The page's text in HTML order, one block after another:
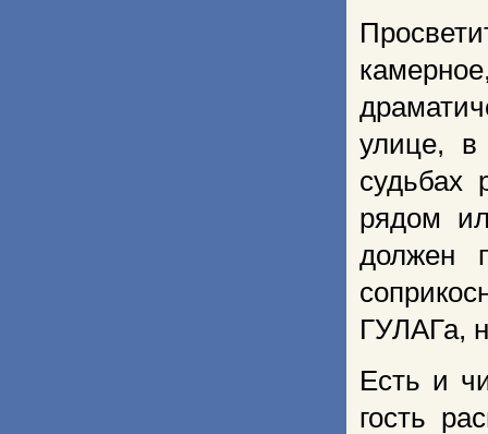
улице, в
судьбах
рядом
должен
ГУЛАГа,
Есть и
гость